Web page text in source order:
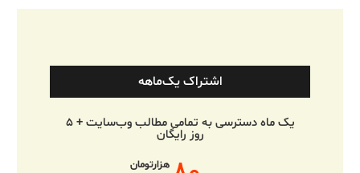
اشتراک یک‌ماهه
یک ماه دسترسی به تمامی مطالب وب‌سایت + ۵
روز رایگان
هزارتومان